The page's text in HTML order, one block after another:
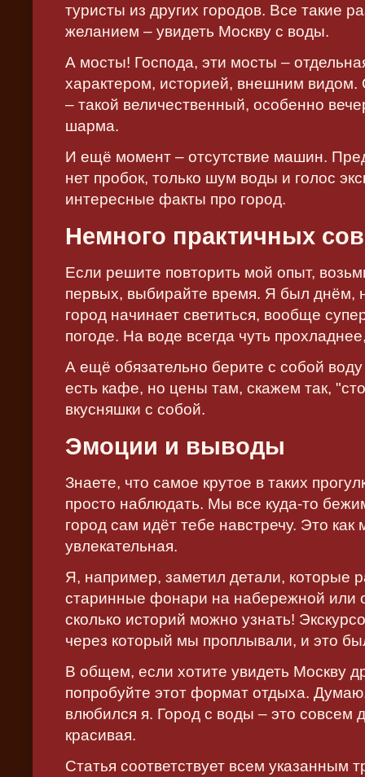
туристы из других городов. Все такие
желанием – увидеть Москву с воды.
А мосты! Господа, эти мосты –
характером, историей, внешним
– такой величественный, особенно
шарма.
И ещё момент – отсутствие машин.
нет пробок, только шум воды и голос
интересные факты про город.
Немного практичных
Если решите повторить мой опыт,
первых, выбирайте время. Я был днём,
город начинает светиться, вообще
погоде. На воде всегда чуть
А ещё обязательно берите с собой
есть кафе, но цены там, скажем так,
вкусняшки с собой.
Эмоции и выводы
Знаете, что самое крутое в таких
просто наблюдать. Мы все куда-то
город сам идёт тебе навстречу. Это
увлекательная.
Я, например, заметил детали, которые
старинные фонари на набережной
сколько историй можно узнать!
через который мы проплывали, и это
В общем, если хотите увидеть Москву
попробуйте этот формат отдыха.
влюбился я. Город с воды – это совсем
красивая.
Статья соответствует всем указанным